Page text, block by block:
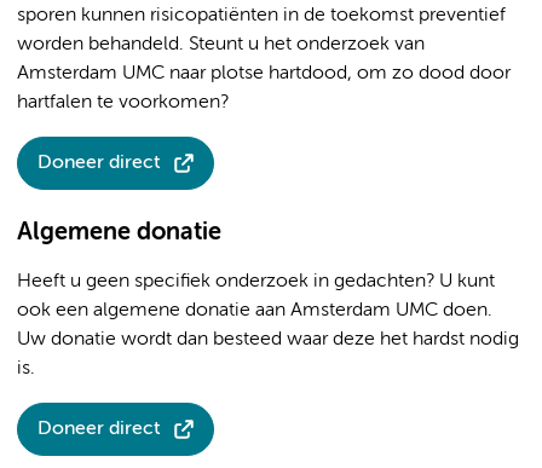
sporen kunnen risicopatiënten in de toekomst preventief
worden behandeld. Steunt u het onderzoek van
Amsterdam UMC naar plotse hartdood, om zo dood door
hartfalen te voorkomen?
Doneer direct
Algemene donatie
Heeft u geen specifiek onderzoek in gedachten? U kunt
ook een algemene donatie aan Amsterdam UMC doen.
Uw donatie wordt dan besteed waar deze het hardst nodig
is.
Doneer direct